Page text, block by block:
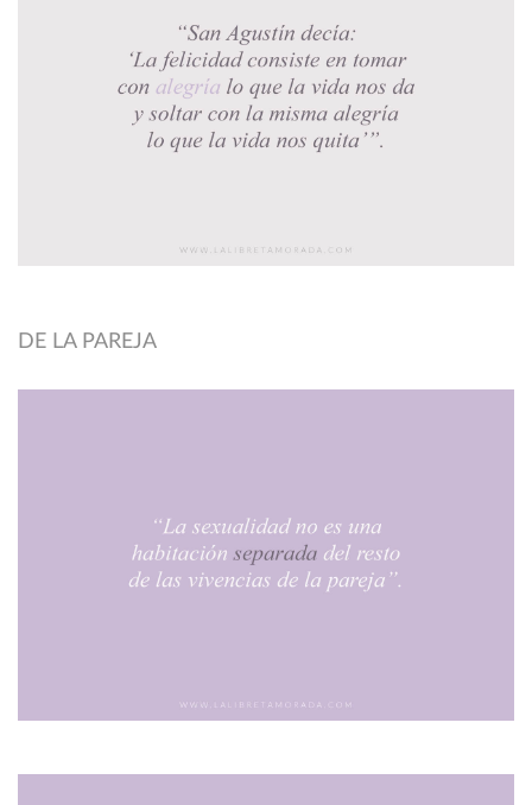
DE LA PAREJA